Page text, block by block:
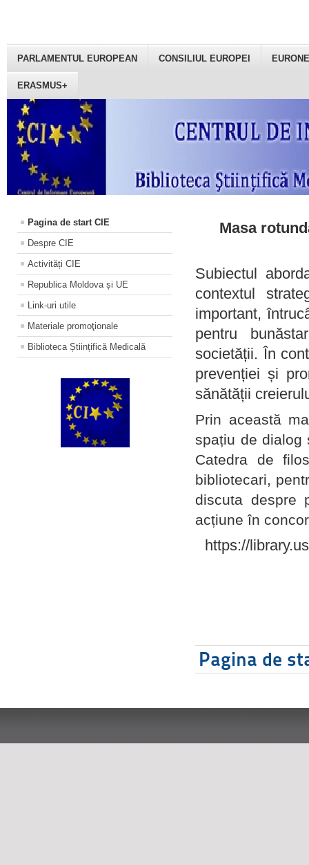
PARLAMENTUL EUROPEAN CONSILIUL EUROPEI
ERASMUS+
Pagina de start CIE
Despre CIE
Activități CIE
Republica Moldova și UE
Link-uri utile
Materiale promoţionale
Biblioteca Științifică Medicală
Masa
Subiectul
contextul
important,
pentru
societății. În
prevenției și
sănătății
Prin această
spațiu de dialog
Catedra de
bibliotecari,
discuta despre
acțiune în
https://
Pagina de